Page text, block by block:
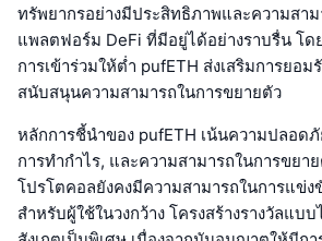
ทรัพยากรอย่างมีประสิทธิภาพและความสาม
แพลตฟอร์ม DeFi ที่มีอยู่ได้อย่างราบรื่น โด
การเข้าร่วมให้ต่ำ pufETH ส่งเสริมการยอม
สนับสนุนความสามารถในการขยายตัว
หลักการชี้นำของ pufETH เน้นความปลอด
การทำกำไร, และความสามารถในการขยา
โปรโตคอลยังคงมีความสามารถในการแข่
สำหรับผู้ใช้ในวงกว้าง โครงสร้างรางวัลแบบ